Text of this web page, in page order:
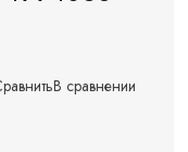
В сравнении